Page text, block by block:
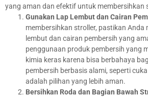
yang aman dan efektif untuk membersihkan
Gunakan Lap Lembut dan Cairan
membersihkan stroller, pastikan Anda
lembut dan cairan pembersih yang
penggunaan produk pembersih yang
kimia keras karena bisa berbahaya
pembersih berbasis alami, seperti
adalah pilihan yang lebih aman.
Bersihkan Roda dan Bagian Bawah